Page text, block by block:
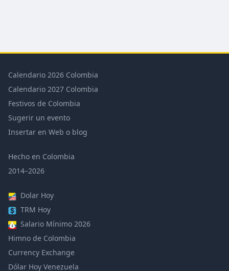
Calendario 2026 Colombia
Calendario 2027 Colombia
Festivos de Colombia
Sugerir un evento
Insertar en Web o blog
Hecho en Colombia
2014–2026
Dolar Hoy
TRM Hoy
Salario Mínimo 2026
Himno de Colombia
Currency Exchange
Dólar Hoy Venezuela